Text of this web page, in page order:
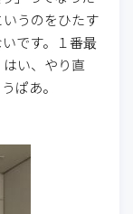
いうのをひたす
です。１番最
い、やり直
ぱあ。